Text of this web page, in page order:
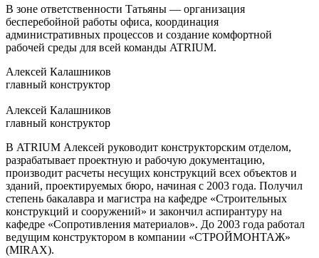
В зоне ответственности Татьяны — организация
бесперебойной работы офиса, координация
административных процессов и создание комфортной
рабочей среды для всей команды ATRIUM.
Алексей Калашников
главный конструктор
Алексей Калашников
главный конструктор
В ATRIUM Алексей руководит конструкторским отделом,
разрабатывает проектную и рабочую документацию,
производит расчеты несущих конструкций всех объектов и
зданий, проектируемых бюро, начиная с 2003 года. Получил
степень бакалавра и магистра на кафедре «Строительных
конструкций и сооружений» и закончил аспирантуру на
кафедре «Сопротивления материалов». До 2003 года работал
ведущим конструктором в компании «СТРОЙМОНТАЖ»
(MIRAX).